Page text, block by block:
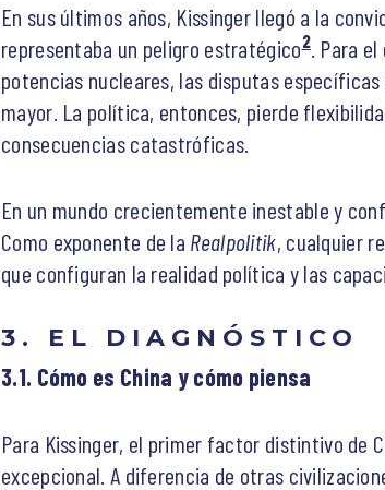
En sus últimos años, Kissinger llegó a la
representaba un peligro estratégico2. Para
potencias nucleares, las disputas
mayor. La política, entonces, pierde
consecuencias catastróficas.
En un mundo crecientemente inestable y
Como exponente de la Realpolitik, cualquier
que configuran la realidad política y las
3. EL DIAGNÓSTICO
3.1. Cómo es China y cómo piensa
Para Kissinger, el primer factor distintivo de
excepcional. A diferencia de otras